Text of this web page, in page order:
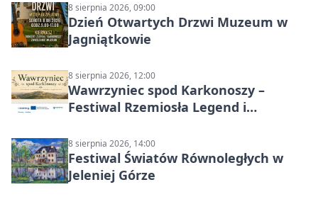
8 sierpnia 2026, 09:00
Dzień Otwartych Drzwi Muzeum w
Jagniątkowie
8 sierpnia 2026, 12:00
Wawrzyniec spod Karkonoszy –
Festiwal Rzemiosła Legend i
8 sierpnia 2026, 14:00
Festiwal Światów Równoległych w
Jeleniej Górze